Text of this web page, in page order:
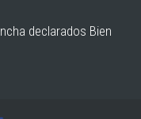
declarados Bien